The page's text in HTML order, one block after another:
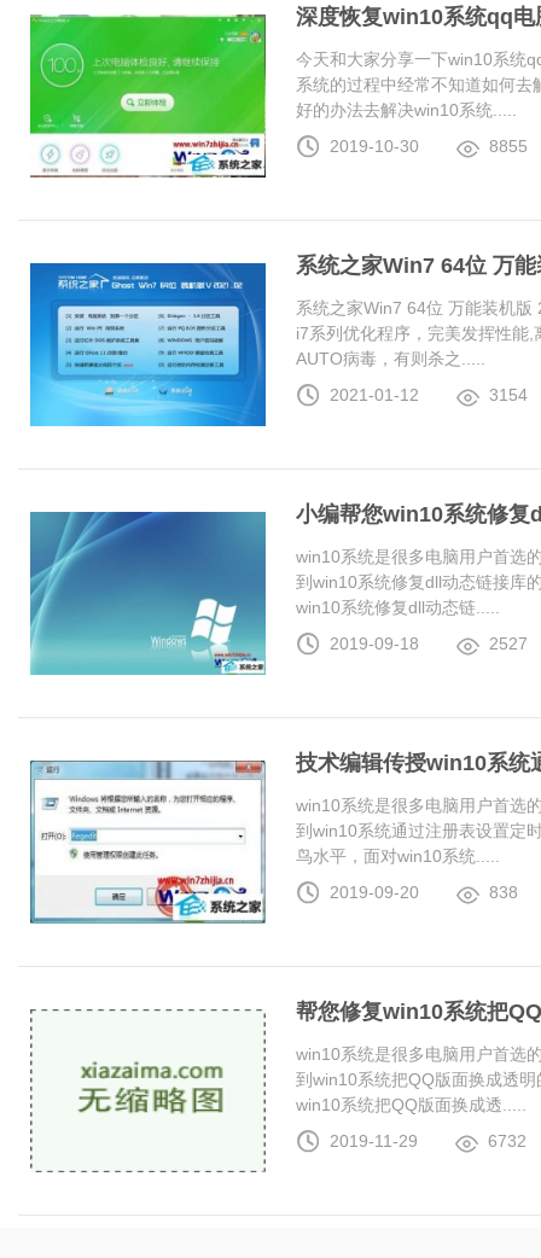
深度恢复win10系统qq
今天和大家分享一下win10系统
系统的过程中经常不知道如何
好的办法去解决win10系统.....
2019-10-30
8855
系统之家Win7 64位 万
系统之家Win7 64位 万能装机
i7系列优化程序，完美发挥性能
AUTO病毒，有则杀之.....
2021-01-12
3154
小编帮您win10系统修复
win10系统是很多电脑用户首选
到win10系统修复dll动态链接库
win10系统修复dll动态链.....
2019-09-18
2527
技术编辑传授win10系统
win10系统是很多电脑用户首选
到win10系统通过注册表设置定
鸟水平，面对win10系统.....
2019-09-20
838
帮您修复win10系统把
win10系统是很多电脑用户首选
到win10系统把QQ版面换成透
win10系统把QQ版面换成透.....
2019-11-29
6732